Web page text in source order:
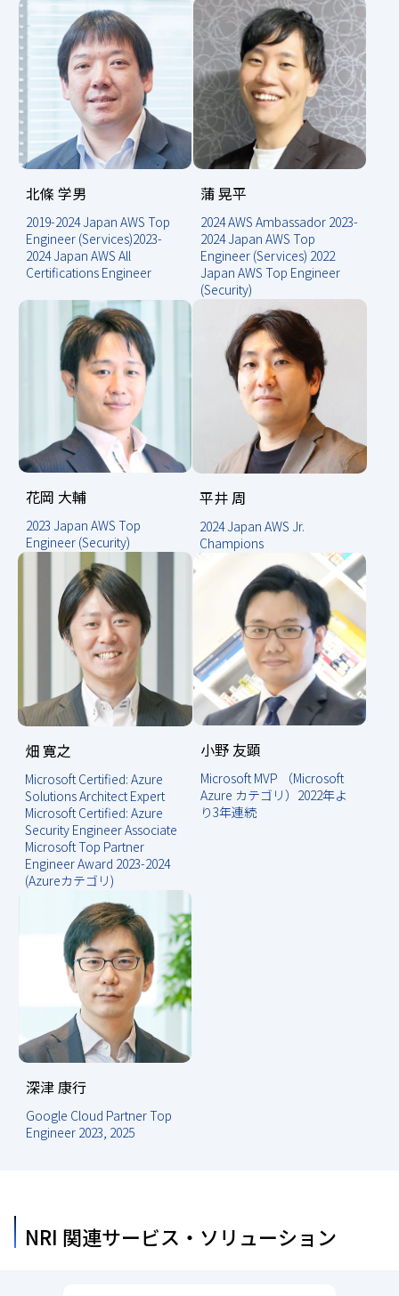
北條 学男
2019-2024 Japan AWS Top
Engineer (Services)2023-
2024 Japan AWS All
Certifications Engineer
蒲 晃平
2024 AWS Ambassador 2023-
2024 Japan AWS Top
Engineer (Services) 2022
Japan AWS Top Engineer
(Security)
花岡 大輔
2023 Japan AWS Top
Engineer (Security)
平井 周
2024 Japan AWS Jr.
Champions
畑 寛之
Microsoft Certified: Azure
Solutions Architect Expert
Microsoft Certified: Azure
Security Engineer Associate
Microsoft Top Partner
Engineer Award 2023-2024
(Azureカテゴリ)
小野 友顕
Microsoft MVP （Microsoft
Azure カテゴリ）2022年よ
り3年連続
深津 康行
Google Cloud Partner Top
Engineer 2023, 2025
NRI 関連サービス・ソリューション